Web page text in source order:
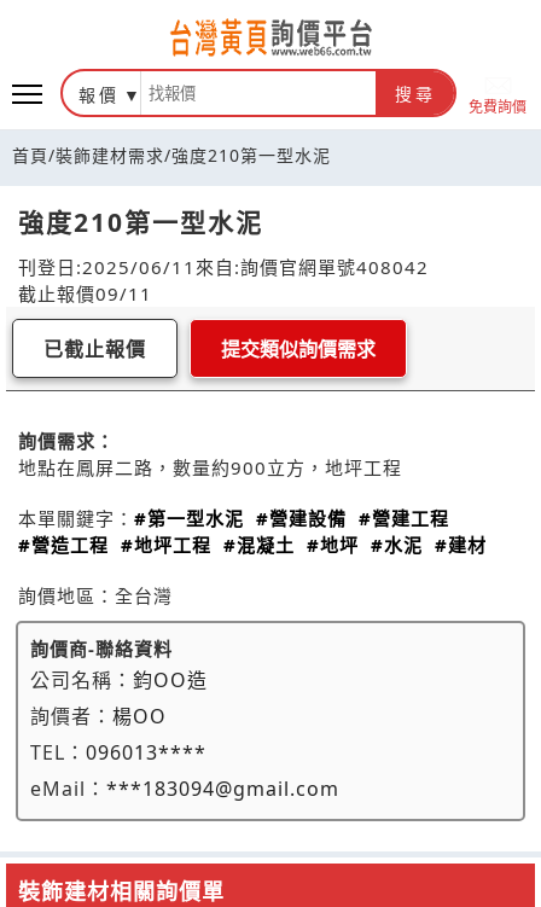
報價 搜尋
免費詢價
首頁/裝飾建材需求/強度210第一型水泥
強度210第一型水泥
刊登日:2025/06/11 來自:詢價官網單號408042
截止報價09/11
已截止報價 提交類似詢價需求
詢價需求：
地點在鳳屏二路，數量約900立方，地坪工程
本單關鍵字： #第一型水泥 #營建設備 #營建工程
#營造工程 #地坪工程 #混凝土 #地坪 #水泥 #建材
詢價地區： 全台灣
詢價商-聯絡資料
公司名稱： 鈞OO造
詢價者： 楊OO
TEL： 096013****
eMail： ***183094@gmail.com
裝飾建材相關詢價單